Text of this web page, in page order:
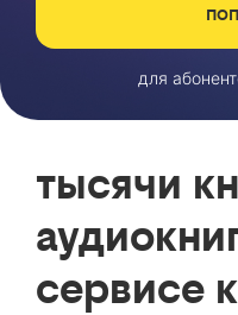
для
тысячи
сервисе